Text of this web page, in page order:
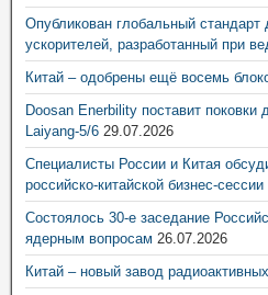
Опубликован глобальный
ускорителей, разработанный при
Китай – одобрены ещё восемь
Doosan Enerbility поставит поковки
Laiyang-5/6 29.07.2026
Специалисты России и Китая
российско-китайской бизнес-
Состоялось 30-е заседание
ядерным вопросам 26.07.2026
Китай – новый завод